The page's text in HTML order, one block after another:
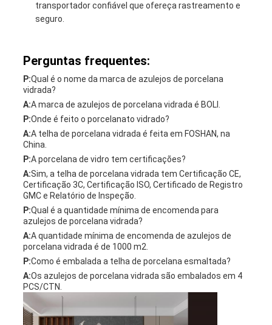
transportador confiável que ofereça rastreamento e
seguro.
Perguntas frequentes:
P:Qual é o nome da marca de azulejos de porcelana
vidrada?
A:A marca de azulejos de porcelana vidrada é BOLI.
P:Onde é feito o porcelanato vidrado?
A:A telha de porcelana vidrada é feita em FOSHAN, na
China.
P:A porcelana de vidro tem certificações?
A:Sim, a telha de porcelana vidrada tem Certificação CE,
Certificação 3C, Certificação ISO, Certificado de Registro
GMC e Relatório de Inspeção.
P:Qual é a quantidade mínima de encomenda para
azulejos de porcelana vidrada?
A:A quantidade mínima de encomenda de azulejos de
porcelana vidrada é de 1000 m2.
P:Como é embalada a telha de porcelana esmaltada?
A:Os azulejos de porcelana vidrada são embalados em 4
PCS/CTN.